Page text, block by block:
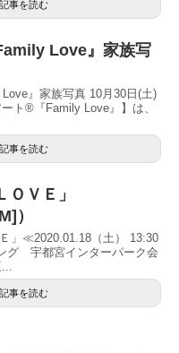
記事を読む
Love』家族写
』家族写真 10月30日(土)
ト®︎『Family Love』】は、
記事を読む
ＶＥ」
）
」≪2020.01.18（土） 13:30
グ 宇都宮インターパーク会
記事を読む